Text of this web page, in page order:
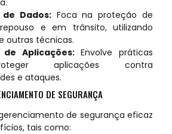
Dados:Foca na proteção de
e em trânsito, utilizando
outras técnicas.
de Aplicações:Envolve práticas
aplicações contra
e ataques.
DE SEGURANÇA
de segurança eficaz
tais como: